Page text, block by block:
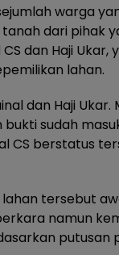
warga
dari pihak
dan Haji
lahan.
dan Haji
bukti sudah
CS berstatus
tersebut
namun
putusan